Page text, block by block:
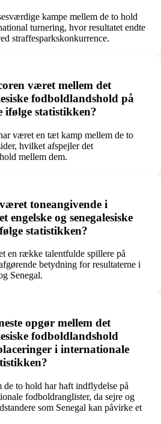
kampe mellem de to hold
turnering, hvor resultatet endte
straffesparkskonkurrence.
været mellem det
fodboldlandshold på
statistikken?
været en tæt kamp mellem de to
hvilket afspejler det
mellem dem.
toneangivende i
engelske og senegalesiske
statistikken?
en række talentfulde spillere på
betydning for resultaterne i
Senegal.
opgør mellem det
fodboldlandshold
i internationale
de to hold har haft indflydelse på
fodboldranglister, da sejre og
som Senegal kan påvirke et